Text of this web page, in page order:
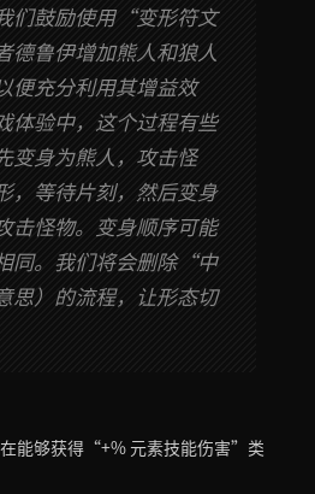
们鼓励使用“变形符文
鲁伊增加熊人和狼人
便充分利用其增益效
体验中，这个过程有些
变身为熊人，攻击怪
，等待片刻，然后变身
击怪物。变身顺序可能
同。我们将会删除“中
思）的流程，让形态切
能够获得“+% 元素技能伤害”类